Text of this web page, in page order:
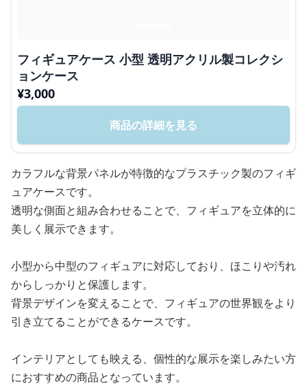
フィギュアケース 小型 透明アクリル製コレクシ
ョンケース
¥3,000
商品の詳細を見る
カラフルな背景パネルが特徴的なプラスチック製のフィギ
ュアケースです。
透明な側面と組み合わせることで、フィギュアを立体的に
美しく展示できます。
小型から中型のフィギュアに対応しており、ほこりや汚れ
からしっかりと保護します。
背景デザインを変えることで、フィギュアの世界観をより
引き立てることができるケースです。
インテリアとしても映える、個性的な展示を楽しみたい方
におすすめの商品となっています。